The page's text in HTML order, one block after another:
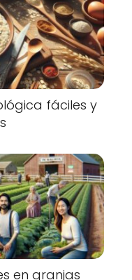
fáciles y
en granjas